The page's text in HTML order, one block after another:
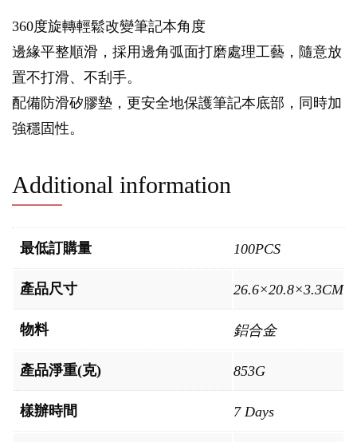
360度旋轉輕鬆改變筆記本角度
邊緣平整順滑，採用邊角弧面打磨處理工藝，隨意放
置不打滑、不刮手。
配備防滑矽膠墊，更安全地保護筆記本底部，同時加
強穩固性。
Additional information
最低訂購量 100PCS
產品尺寸 26.6×20.8×3.3CM
物料 鋁合金
產品淨重(克) 853G
樣辦時間 7 Days